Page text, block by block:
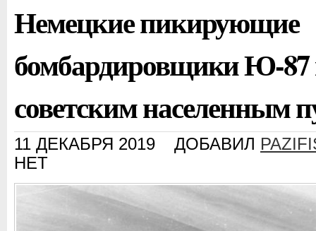
Немецкие пикирующие
бомбардировщики Ю-87
советским населенным
11 ДЕКАБРЯ 2019 ДОБАВИЛ
НЕТ